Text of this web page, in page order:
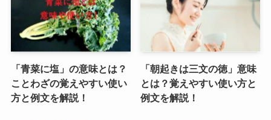
「青菜に塩」の意味とは？
ことわざの覚えやすい使い
方と例文を解説！
「朝起きは三文の徳」意味
とは？覚えやすい使い方と
例文を解説！